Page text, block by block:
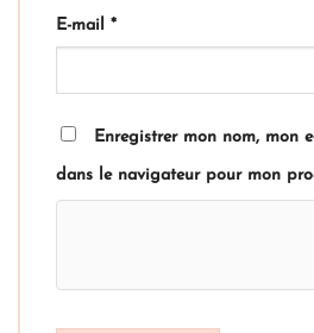
E-mail *
Enregistrer mon nom, mon
dans le navigateur pour mon